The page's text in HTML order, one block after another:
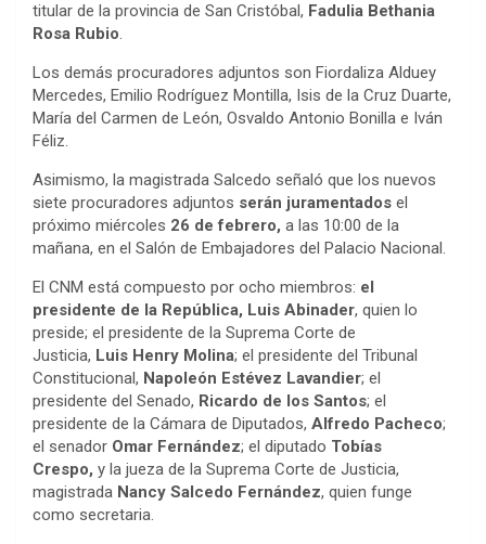
titular de la provincia de San Cristóbal, Fadulia Bethania
Rosa Rubio
Los demás procuradores adjuntos son Fiordaliza Alduey
Mercedes, Emilio Rodríguez Montilla, Isis de la Cruz Duarte,
María del Carmen de León, Osvaldo Antonio Bonilla e Iván
Féliz.
Asimismo, la magistrada Salcedo señaló que los nuevos
siete procuradores adjuntos serán juramentados el
próximo miércoles 26 de febrero, a las 10:00 de la
mañana, en el Salón de Embajadores del Palacio Nacional.
El CNM está compuesto por ocho miembros: el
presidente de la República, Luis Abinader, quien lo
preside; el presidente de la Suprema Corte de
Justicia, Luis Henry Molina; el presidente del Tribunal
Constitucional, Napoleón Estévez Lavandier; el
presidente del Senado, Ricardo de los Santos; el
presidente de la Cámara de Diputados, Alfredo Pacheco;
el senador Omar Fernández; el diputado Tobías
Crespo, y la jueza de la Suprema Corte de Justicia,
magistrada Nancy Salcedo Fernández, quien funge
como secretaria.